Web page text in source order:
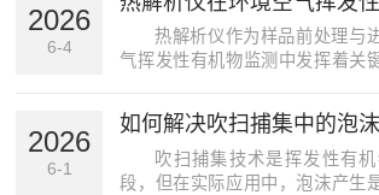
为环境监测、材料分析及职业健
更为稳健的...
2026
6-4
热解析仪作为样品前处理与
气挥发性有机物监测中发挥着关
括工业排放、机动车尾气、溶剂
多挥发性有机物具有毒性、致癌
生成臭氧和细颗...
2026
6-1
如何解决吹扫捕集中的泡沫
吹扫捕集技术是挥发性有
段，但在实际应用中，泡沫产生